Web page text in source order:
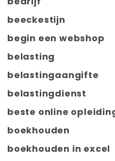
beeckestijn
begin een webshop
belasting
belastingaangifte
belastingdienst
beste online
boekhouden
boekhouden in excel